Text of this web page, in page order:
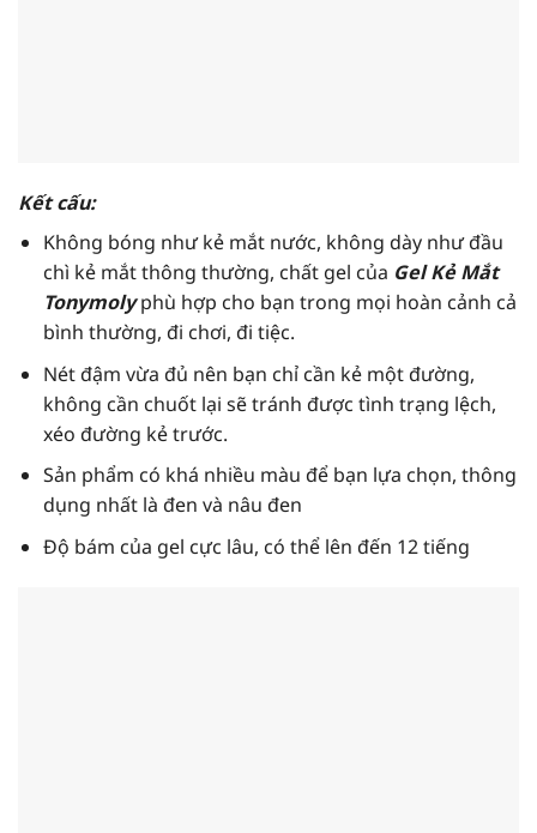
Kết cấu:
Không bóng như kẻ mắt nước, không dày như đầu
chì kẻ mắt thông thường, chất gel của Gel Kẻ Mắt
Tonymolyphù hợp cho bạn trong mọi hoàn cảnh cả
bình thường, đi chơi, đi tiệc.
Nét đậm vừa đủ nên bạn chỉ cần kẻ một đường,
không cần chuốt lại sẽ tránh được tình trạng lệch,
xéo đường kẻ trước.
Sản phẩm có khá nhiều màu để bạn lựa chọn, thông
dụng nhất là đen và nâu đen
Độ bám của gel cực lâu, có thể lên đến 12 tiếng